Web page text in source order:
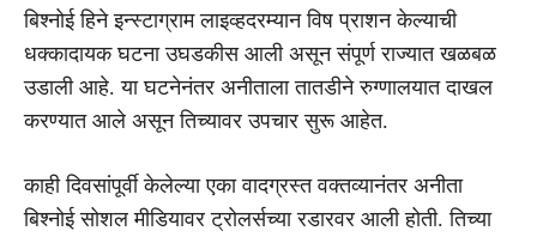
बिश्नोई हिने इन्स्टाग्राम लाइव्हदरम्यान विष प्राशन केल्याची
धक्कादायक घटना उघडकीस आली असून संपूर्ण राज्यात खळबळ
उडाली आहे. या घटनेनंतर अनीताला तातडीने रुग्णालयात दाखल
करण्यात आले असून तिच्यावर उपचार सुरू आहेत.
काही दिवसांपूर्वी केलेल्या एका वादग्रस्त वक्तव्यानंतर अनीता
बिश्नोई सोशल मीडियावर ट्रोलर्सच्या रडारवर आली होती. तिच्या